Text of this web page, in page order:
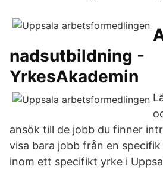
nadsutbildning -
YrkesAkademin
ansök till de jobb du finner
visa bara jobb från en
inom ett specifikt yrke i